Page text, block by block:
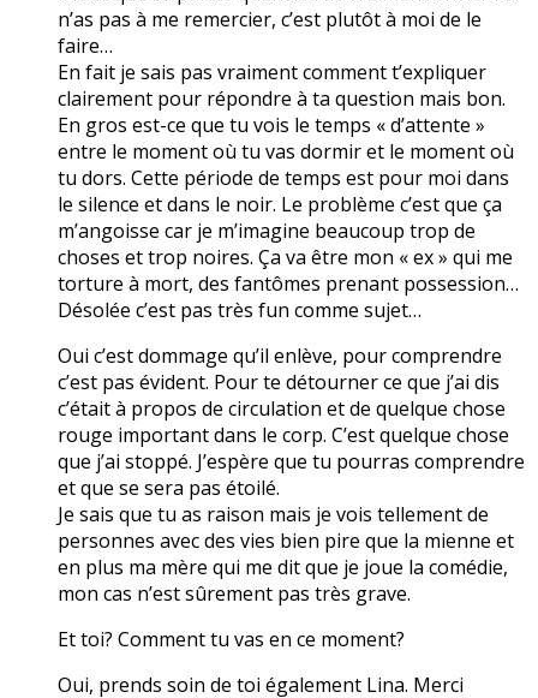
n’as pas à me remercier, c’est plutôt à moi de le
faire…
En fait je sais pas vraiment comment t’expliquer
clairement pour répondre à ta question mais bon.
En gros est-ce que tu vois le temps « d’attente »
entre le moment où tu vas dormir et le moment où
tu dors. Cette période de temps est pour moi dans
le silence et dans le noir. Le problème c’est que ça
m’angoisse car je m’imagine beaucoup trop de
choses et trop noires. Ça va être mon « ex » qui me
torture à mort, des fantômes prenant possession…
Désolée c’est pas très fun comme sujet…
Oui c’est dommage qu’il enlève, pour comprendre
c’est pas évident. Pour te détourner ce que j’ai dis
c’était à propos de circulation et de quelque chose
rouge important dans le corp. C’est quelque chose
que j’ai stoppé. J’espère que tu pourras comprendre
et que se sera pas étoilé.
Je sais que tu as raison mais je vois tellement de
personnes avec des vies bien pire que la mienne et
en plus ma mère qui me dit que je joue la comédie,
mon cas n’est sûrement pas très grave.
Et toi? Comment tu vas en ce moment?
Oui, prends soin de toi également Lina. Merci